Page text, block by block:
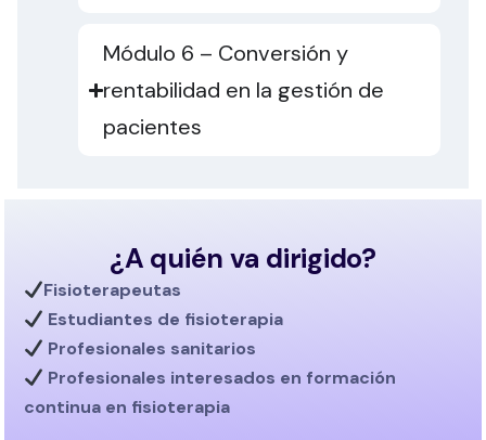
Módulo 6 – Conversión y
rentabilidad en la gestión de
pacientes
¿A quién va dirigido?
Fisioterapeutas
Estudiantes de fisioterapia
Profesionales sanitarios
Profesionales interesados en formación
continua en fisioterapia